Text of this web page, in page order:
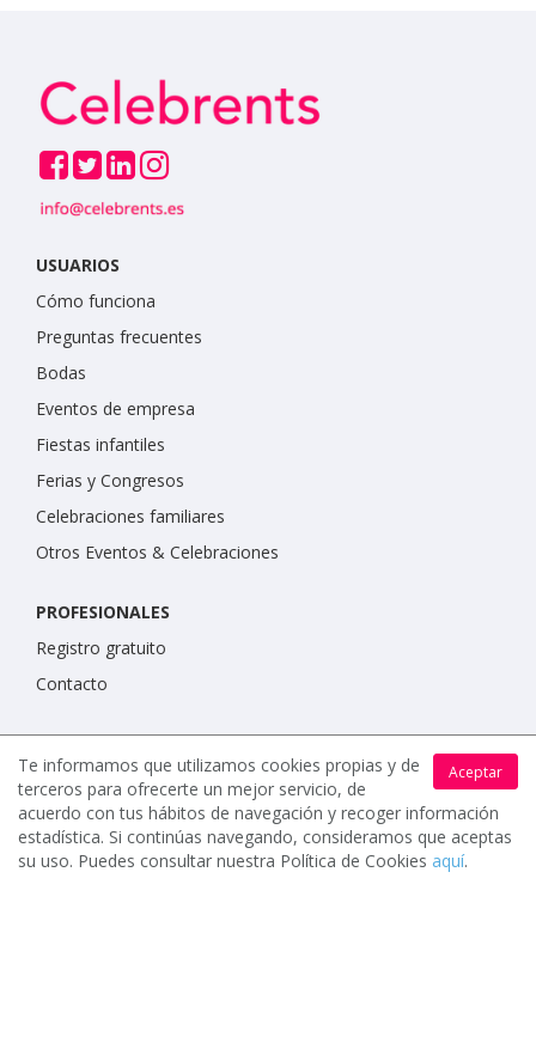
USUARIOS
Cómo funciona
Preguntas frecuentes
Bodas
Eventos de empresa
Fiestas infantiles
Ferias y Congresos
Celebraciones familiares
Otros Eventos & Celebraciones
PROFESIONALES
Registro gratuito
Contacto
IMPORTANTE
Condiciones de uso
Política de protección de datos
Política de cookies
Aceptar
Te informamos que utilizamos cookies propias y de
terceros para ofrecerte un mejor servicio, de
acuerdo con tus hábitos de navegación y recoger información
estadística. Si continúas navegando, consideramos que aceptas
su uso. Puedes consultar nuestra Política de Cookies aquí.